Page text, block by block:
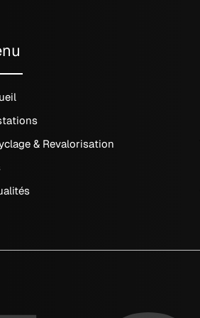
& Revalorisation